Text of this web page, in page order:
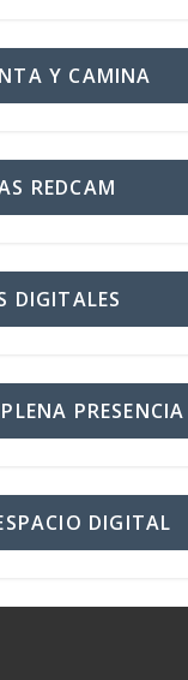
Y CAMINA
REDCAM
DIGITALES
PRESENCIA
DIGITAL